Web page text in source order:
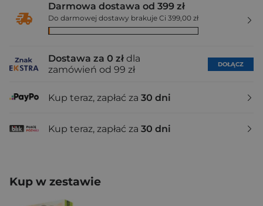
Darmowa dostawa od 399 zł
Do darmowej dostawy brakuje Ci 399,00 zł
Dostawa za 0 zł dla
zamówień od 99 zł
DOŁĄCZ
Kup teraz, zapłać za 30 dni
Kup teraz, zapłać za 30 dni
Kup w zestawie